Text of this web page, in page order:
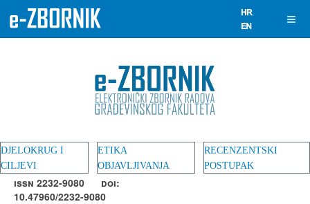
DJELOKRUG I
CILJEVI
ETIKA
OBJAVLJIVANJA
RECENZENTSKI
POSTUPAK
ISSN 2232-9080 DOI:
10.47960/2232-9080